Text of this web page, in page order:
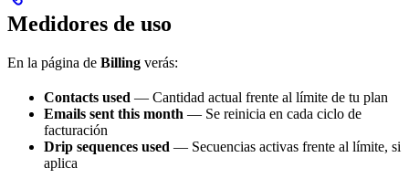
Medidores de uso
En la página de Billing verás:
Contacts used — Cantidad actual frente al límite de tu plan
Emails sent this month — Se reinicia en cada ciclo de
facturación
Drip sequences used — Secuencias activas frente al límite, si
aplica